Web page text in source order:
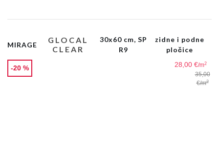
MIRAGE
GLOCAL
CLEAR
30x60 cm, SP
R9
zidne i podne
pločice
-20 % 28,00 €/m2
35,00
€/m2